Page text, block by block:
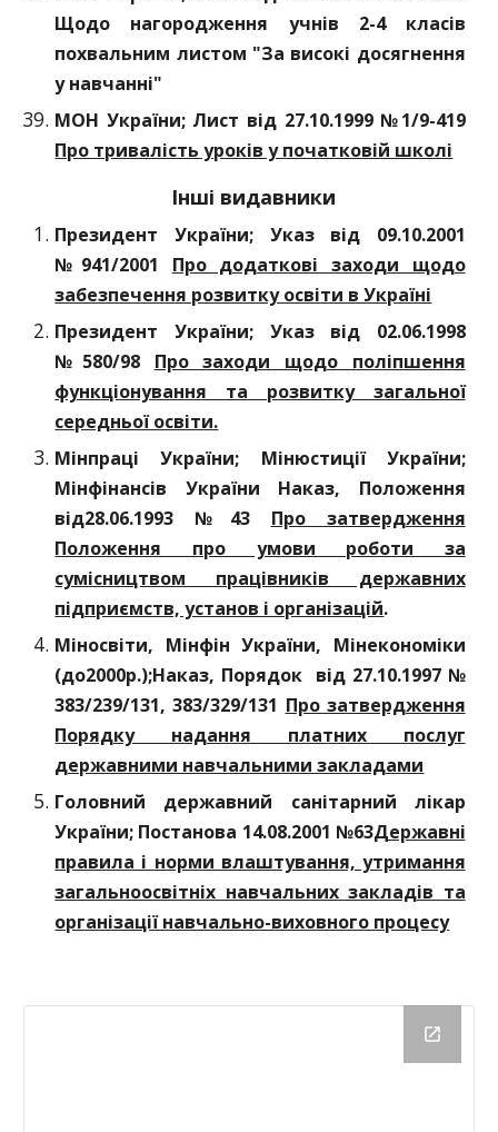
Щодо нагородження учнів 2-4 класів
похвальним листом "За високі досягнення
у навчанні"
МОН України; Лист від 27.10.1999 №1/9-419
Про тривалість уроків у початковій школі
Інші видавники
Президент України; Указ від 09.10.2001
№941/2001 Про додаткові заходи щодо
забезпечення розвитку освіти в Україні
Президент України; Указ від 02.06.1998
№580/98 Про заходи щодо поліпшення
функціонування та розвитку загальної
середньої освіти.
Мінпраці України; Мінюстиції України;
Мінфінансів України Наказ, Положення
від28.06.1993 №43 Про затвердження
Положення про умови роботи за
сумісництвом працівників державних
підприємств, установ і організацій.
Міносвіти, Мінфін України, Мінекономіки
(до2000р.);Наказ, Порядок вiд 27.10.1997 №
383/239/131, 383/329/131 Про затвердження
Порядку надання платних послуг
державними навчальними закладами
Головний державний санітарний лікар
України; Постанова 14.08.2001 №63Державні
правила і норми влаштування, утримання
загальноосвітніх навчальних закладів та
організації навчально-виховного процесу